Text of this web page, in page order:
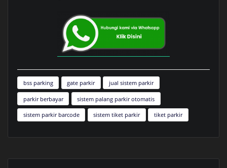
bss parking gate parkir jual sistem parkir
parkir berbayar sistem palang parkir otomatis
sistem parkir barcode sistem tiket parkir tiket parkir